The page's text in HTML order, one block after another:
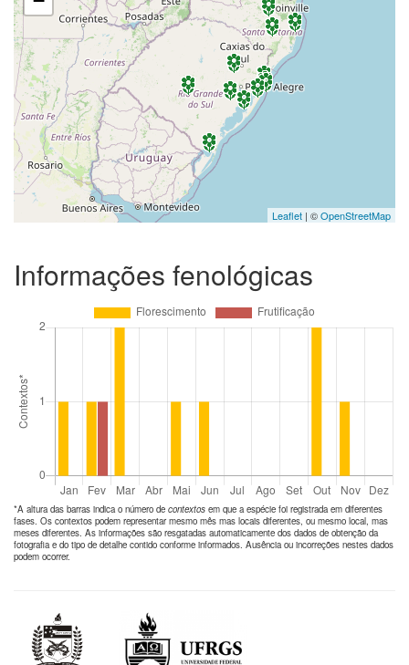
Leaflet | ©OpenStreetMap
Informações fenológicas
*A altura das barras indica o número de contextos em que a espécie foi registrada em diferentes
fases. Os contextos podem representar mesmo mês mas locais diferentes, ou mesmo local, mas
meses diferentes. As informações são resgatadas automaticamente dos dados de obtenção da
fotografia e do tipo de detalhe contido conforme informados. Ausência ou incorreções nestes dados
podem ocorrer.